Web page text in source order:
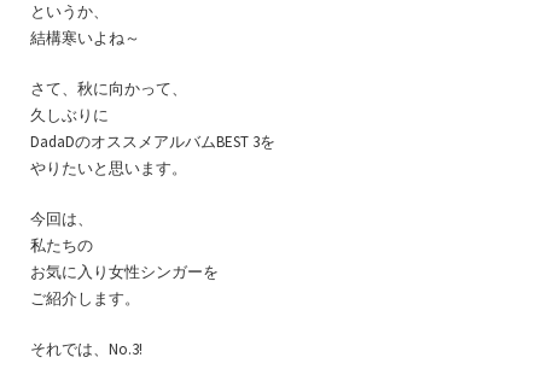
というか、
結構寒いよね～
さて、秋に向かって、
久しぶりに
DadaDのオススメアルバムBEST 3を
やりたいと思います。
今回は、
私たちの
お気に入り女性シンガーを
ご紹介します。
それでは、No.3!